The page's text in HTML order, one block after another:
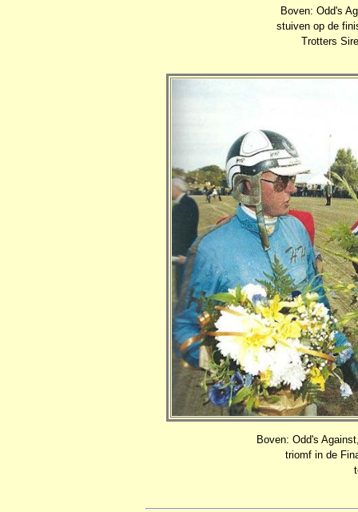
Boven: Odd's
stuiven op de
Trotters
Boven: Odd's
triomf in de